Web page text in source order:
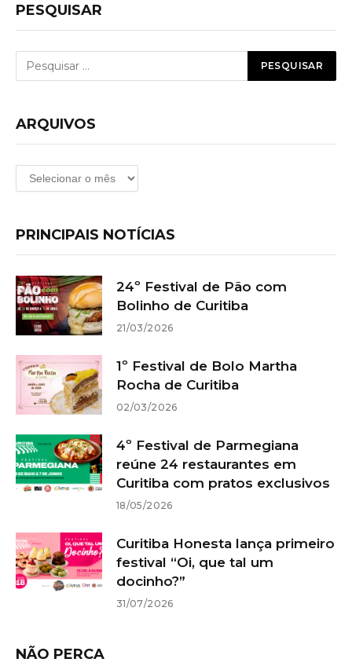
PESQUISAR
ARQUIVOS
Arquivos
PRINCIPAIS NOTÍCIAS
24º Festival de Pão com
Bolinho de Curitiba
21/03/2026
1º Festival de Bolo Martha
Rocha de Curitiba
02/03/2026
4º Festival de Parmegiana
reúne 24 restaurantes em
Curitiba com pratos exclusivos
18/05/2026
Curitiba Honesta lança primeiro
festival “Oi, que tal um
docinho?”
31/07/2026
NÃO PERCA